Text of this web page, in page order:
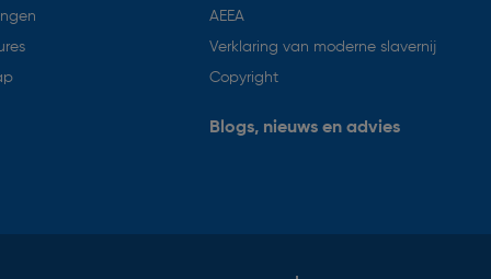
AEEA
Verklaring van moderne slavernij
Copyright
Blogs, nieuws en advies